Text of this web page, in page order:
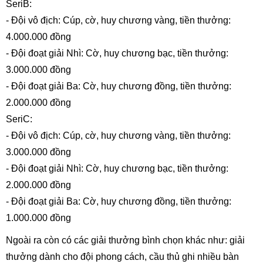
SeriB:
- Đội vô địch: Cúp, cờ, huy chương vàng, tiền thưởng:
4.000.000 đồng
- Đội đoạt giải Nhì: Cờ, huy chương bạc, tiền thưởng:
3.000.000 đồng
- Đội đoạt giải Ba: Cờ, huy chương đồng, tiền thưởng:
2.000.000 đồng
SeriC:
- Đội vô địch: Cúp, cờ, huy chương vàng, tiền thưởng:
3.000.000 đồng
- Đội đoạt giải Nhì: Cờ, huy chương bạc, tiền thưởng:
2.000.000 đồng
- Đội đoạt giải Ba: Cờ, huy chương đồng, tiền thưởng:
1.000.000 đồng
Ngoài ra còn có các giải thưởng bình chọn khác như: giải
thưởng dành cho đội phong cách, cầu thủ ghi nhiều bàn